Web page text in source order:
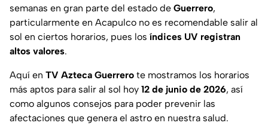
semanas en gran parte del estado de Guerrero,
particularmente en Acapulco no es recomendable salir al
sol en ciertos horarios, pues los índices UV registran
altos valores.
Aquí en TV Azteca Guerrero te mostramos los horarios
más aptos para salir al sol hoy 12 de junio de 2026, así
como algunos consejos para poder prevenir las
afectaciones que genera el astro en nuestra salud.